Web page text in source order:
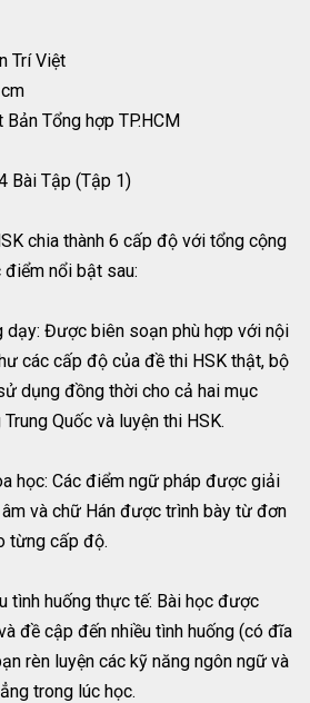
Trí Việt
Bản Tổng hợp TP.HCM
Bài Tập (Tập 1)
chia thành 6 cấp độ với tổng cộng
nổi bật sau:
dạy: Được biên soạn phù hợp với nội
các cấp độ của đề thi HSK thật, bộ
dụng đồng thời cho cả hai mục
Quốc và luyện thi HSK.
học: Các điểm ngữ pháp được giải
và chữ Hán được trình bày từ đơn
từng cấp độ.
tình huống thực tế: Bài học được
đề cập đến nhiều tình huống (có đĩa
rèn luyện các kỹ năng ngôn ngữ và
trong lúc học.